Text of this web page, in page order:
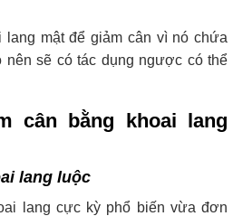
lang mật để giảm cân vì nó chứa
sẽ có tác dụng ngược có thể
cân bằng khoai lang
lang luộc
lang cực kỳ phổ biến vừa đơn